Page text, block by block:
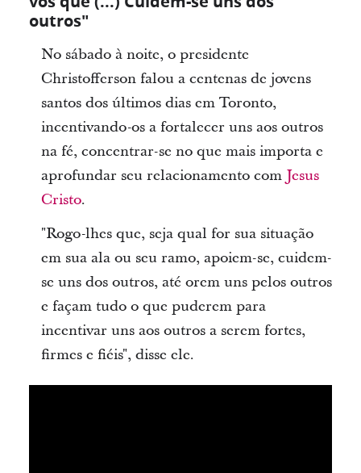
outros"
No sábado à noite, o presidente
Christofferson falou a centenas de jovens
santos dos últimos dias em Toronto,
incentivando-os a fortalecer uns aos outros
na fé, concentrar-se no que mais importa e
aprofundar seu relacionamento com Jesus
Cristo.
"Rogo-lhes que, seja qual for sua situação
em sua ala ou seu ramo, apoiem-se, cuidem-
se uns dos outros, até orem uns pelos outros
e façam tudo o que puderem para
incentivar uns aos outros a serem fortes,
firmes e fiéis", disse ele.